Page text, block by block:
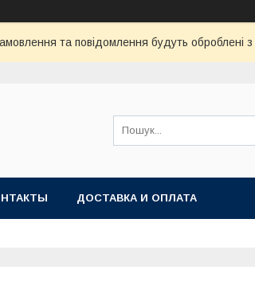
та повідомлення будуть оброблені
ДОСТАВКА И ОПЛАТА